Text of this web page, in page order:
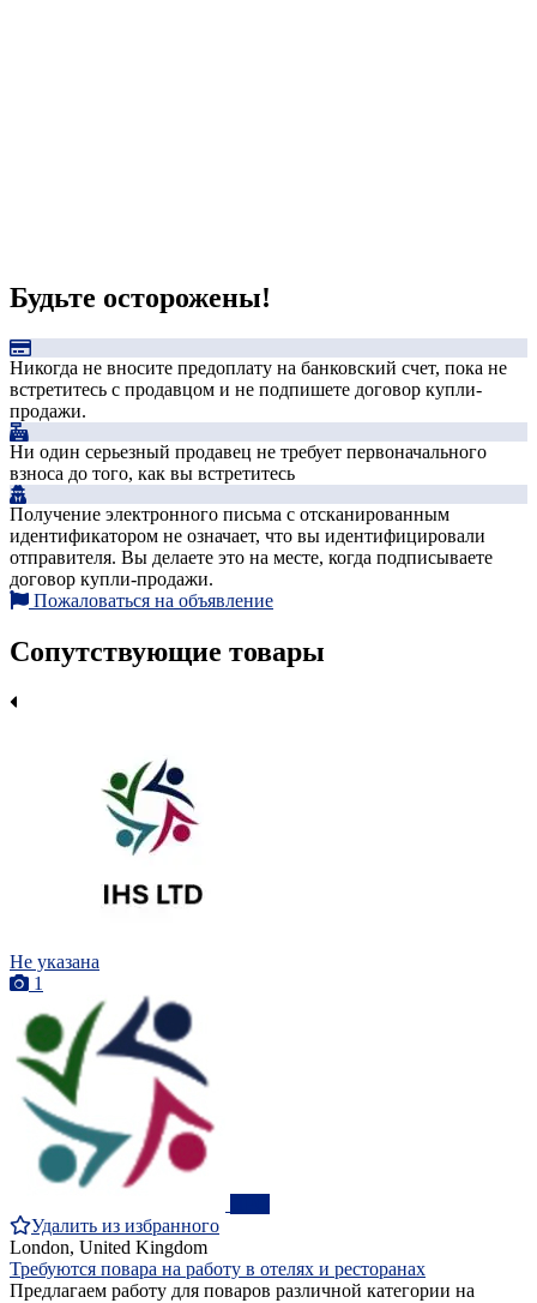
Будьте осторожены!
Никогда не вносите предоплату на банковский счет, пока не
встретитесь с продавцом и не подпишете договор купли-
продажи.
Ни один серьезный продавец не требует первоначального
взноса до того, как вы встретитесь
Получение электронного письма с отсканированным
идентификатором не означает, что вы идентифицировали
отправителя. Вы делаете это на месте, когда подписываете
договор купли-продажи.
Пожаловаться на объявление
Сопутствующие товары
Не указана
1
Удалить из избранного
London, United Kingdom
Требуются повара на работу в отелях и ресторанах
Предлагаем работу для поваров различной категории на